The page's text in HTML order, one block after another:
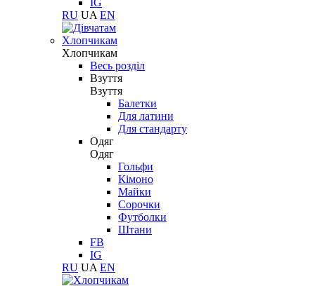
IG
RU UA EN
Хлопчикам
Хлопчикам
Весь розділ
Взуття
Взуття
Балетки
Для латини
Для стандарту
Одяг
Одяг
Гольфи
Кімоно
Майки
Сорочки
Футболки
Штани
FB
IG
RU UA EN